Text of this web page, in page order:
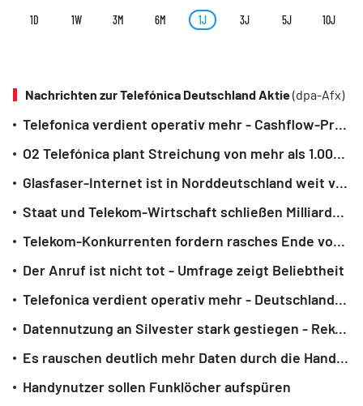
1D 1W 3M 6M 1J 3J 5J 10J
Nachrichten zur Telefónica Deutschland Aktie(dpa-Afx)
Telefonica verdient operativ mehr - Cashflow-Prognose angehoben
O2 Telefónica plant Streichung von mehr als 1.000 Stellen
Glasfaser-Internet ist in Norddeutschland weit verbreitet
Staat und Telekom-Wirtschaft schließen Milliardenpakt für Netzausbau
Telekom-Konkurrenten fordern rasches Ende von DSL-Internet
Der Anruf ist nicht tot - Umfrage zeigt Beliebtheit
Telefonica verdient operativ mehr - Deutschland-Tochter O2 schwächelt
Datennutzung an Silvester stark gestiegen - Rekord
Es rauschen deutlich mehr Daten durch die Handynetze
Handynutzer sollen Funklöcher aufspüren